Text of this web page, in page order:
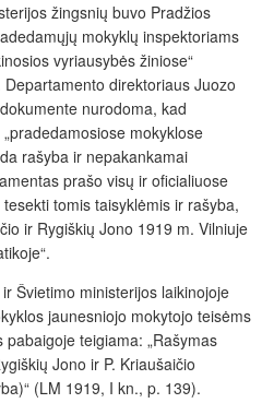
žingsnių buvo Pradžios
mokyklų inspektoriams
vyriausybės žiniose“
direktoriaus Juozo
nurodoma, kad
mokyklose
rašyba ir nepakankamai
prašo visų ir oficialiuose
tomis taisyklėmis ir rašyba,
ir Rygiškių Jono 1919 m. Vilniuje
Švietimo ministerijos laikinojoje
jaunesniojo mokytojo teisėms
teigiama: „Rašymas
Jono ir P. Kriaušaičio
(LM 1919, I kn., p. 139).